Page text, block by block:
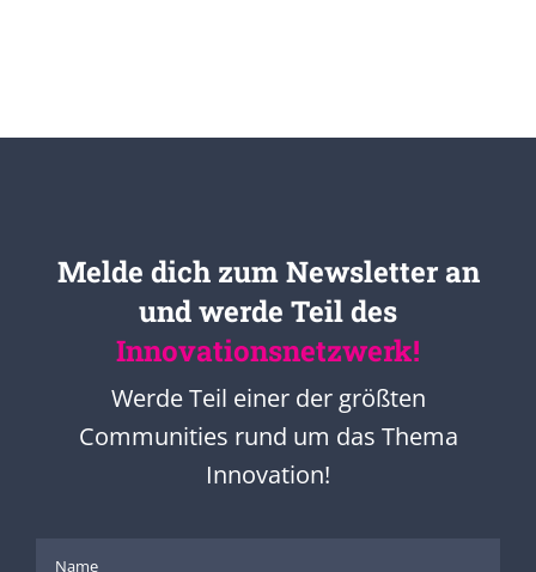
Melde dich zum Newsletter an
und werde Teil des
Innovationsnetzwerk!
Werde Teil einer der größten
Communities rund um das Thema
Innovation!